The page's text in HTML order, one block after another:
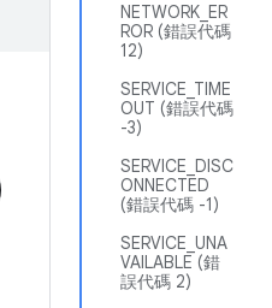
NETWORK_ER
ROR (錯誤代碼
12)
SERVICE_TIME
OUT (錯誤代碼
-3)
SERVICE_DISC
ONNECTED
(錯誤代碼 -1)
SERVICE_UNA
VAILABLE (錯
誤代碼 2)